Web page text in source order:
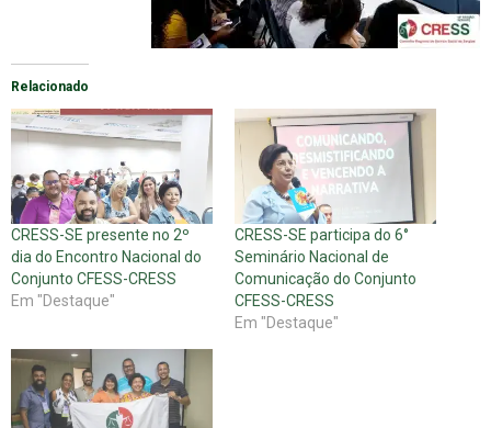
Relacionado
CRESS-SE presente no 2º
dia do Encontro Nacional do
Conjunto CFESS-CRESS
Em "Destaque"
CRESS-SE participa do 6°
Seminário Nacional de
Comunicação do Conjunto
CFESS-CRESS
Em "Destaque"